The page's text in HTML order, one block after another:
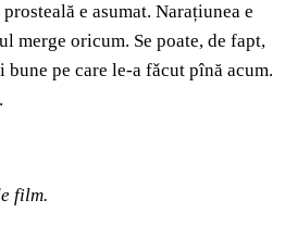
e asumat. Narațiunea e
merge oricum. Se poate, de fapt,
pe care le-a fǎcut pînă acum.
film.